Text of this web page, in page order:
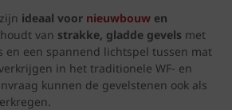
ideaal voor nieuwbouw en
van strakke, gladde gevels met
en een spannend lichtspel tussen mat
in het traditionele WF- en
kunnen de gevelstenen ook als